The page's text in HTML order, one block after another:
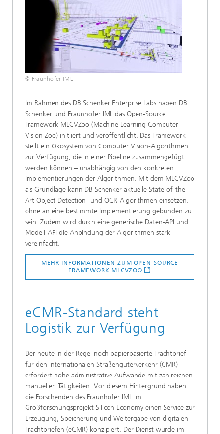
© Fraunhofer IML
Im Rahmen des DB Schenker Enterprise Labs haben DB
Schenker und Fraunhofer IML das Open-Source
Framework MLCVZoo (Machine Learning Computer
Vision Zoo) initiiert und veröffentlicht. Das Framework
stellt ein Ökosystem von Computer Vision-Algorithmen
zur Verfügung, die in einer Pipeline zusammengefügt
werden können – unabhängig von den konkreten
Implementierungen der Algorithmen. Mit dem MLCVZoo
als Grundlage kann DB Schenker aktuelle State-of-the-
Art Object Detection- und OCR-Algorithmen einsetzen,
ohne an eine bestimmte Implementierung gebunden zu
sein. Zudem wird durch eine generische Daten-API und
Modell-API die Anbindung der Algorithmen stark
vereinfacht.
MEHR INFORMATIONEN ZUM OPEN-SOURCE
FRAMEWORK MLCVZOO
eCMR-Standard steht
Logistik zur Verfügung
Der heute in der Regel noch papierbasierte Frachtbrief
für den internationalen Straßengüterverkehr (CMR)
erfordert hohe administrative Aufwände mit zahlreichen
manuellen Tätigkeiten. Vor diesem Hintergrund haben
die Forschenden des Fraunhofer IML im
Großforschungsprojekt Silicon Economy einen Service zur
Erzeugung, Speicherung und Weitergabe von digitalen
Frachtbriefen (eCMR) konzipiert. Der Dienst wurde im